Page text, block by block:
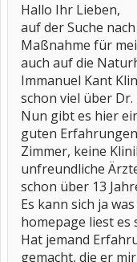
Hallo Ihr Lieben,
auf der Suche
Maßnahme für
auch auf die
Immanuel Kant
schon viel über
Nun gibt es hier
guten
Zimmer, keine
unfreundliche
schon über 13
Es kann sich ja
homepage liest es
Hat jemand
gemacht, die er